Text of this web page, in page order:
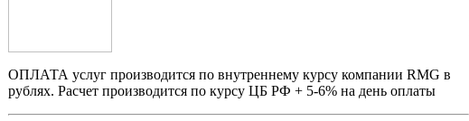
ОПЛАТА услуг производится по внутреннему курсу компании RMG в
рублях. Расчет производится по курсу ЦБ РФ + 5-6% на день оплаты